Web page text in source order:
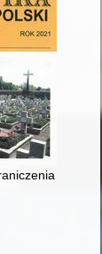
syn